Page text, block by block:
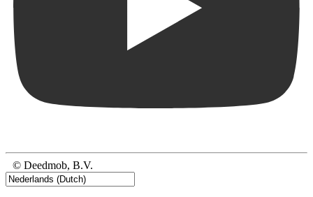
© Deedmob, B.V.